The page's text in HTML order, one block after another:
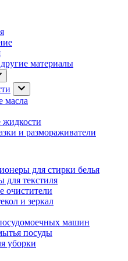
материалы
масла
и размораживатели
для стирки белья
для текстиля
очистители
и зеркал
машин
посуды
уборки